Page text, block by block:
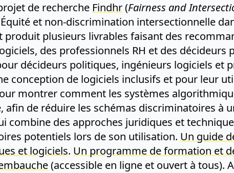
de recherche Findhr(Fairness and
et non-discrimination intersectionnelle
produit plusieurs livrables faisant des
des professionnels RH et des décideurs
décideurs politiques, ingénieurs logiciels et
conception de logiciels inclusifs et pour leur
montrer comment les systèmes
afin de réduire les schémas discriminatoires à
combine des approches juridiques et
potentiels lors de son utilisation. Un guide
et logiciels. Un programme de formation et
(accessible en ligne et ouvert à tous).